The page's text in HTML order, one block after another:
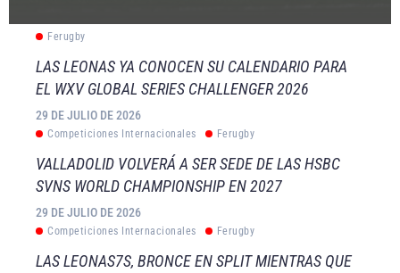
Ferugby
LAS LEONAS YA CONOCEN SU CALENDARIO PARA
EL WXV GLOBAL SERIES CHALLENGER 2026
29 DE JULIO DE 2026
Competiciones Internacionales Ferugby
VALLADOLID VOLVERÁ A SER SEDE DE LAS HSBC
SVNS WORLD CHAMPIONSHIP EN 2027
29 DE JULIO DE 2026
Competiciones Internacionales Ferugby
LAS LEONAS7S, BRONCE EN SPLIT MIENTRAS QUE